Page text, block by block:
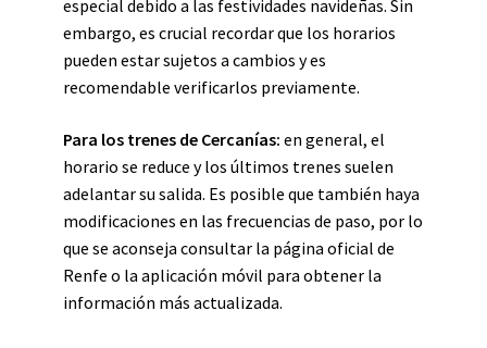
especial debido a las festividades navideñas. Sin
embargo, es crucial recordar que los horarios
pueden estar sujetos a cambios y es
recomendable verificarlos previamente.
Para los trenes de Cercanías: en general, el
horario se reduce y los últimos trenes suelen
adelantar su salida. Es posible que también haya
modificaciones en las frecuencias de paso, por lo
que se aconseja consultar la página oficial de
Renfe o la aplicación móvil para obtener la
información más actualizada.